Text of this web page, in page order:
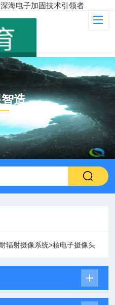
海电子加固技术引领者
造
辐射摄像系统>核电子摄像头